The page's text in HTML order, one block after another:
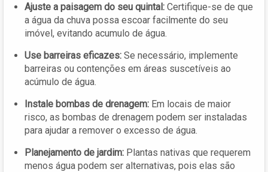
Ajuste a paisagem do seu quintal: Certifique-se de que
a água da chuva possa escoar facilmente do seu
imóvel, evitando acumulo de água.
Use barreiras eficazes: Se necessário, implemente
barreiras ou contenções em áreas suscetíveis ao
acúmulo de água.
Instale bombas de drenagem: Em locais de maior
risco, as bombas de drenagem podem ser instaladas
para ajudar a remover o excesso de água.
Planejamento de jardim: Plantas nativas que requerem
menos água podem ser alternativas, pois elas são